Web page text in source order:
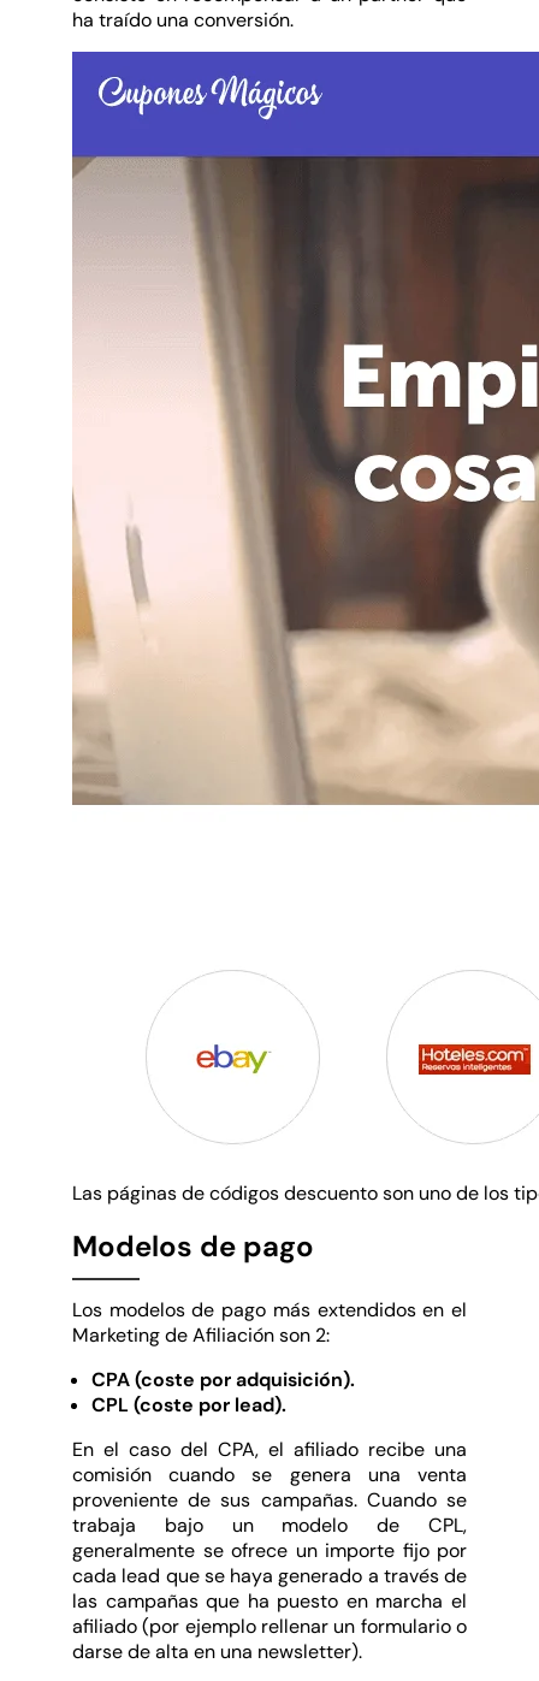
ha traído una conversión.
Las páginas de códigos descuento son uno de los
Modelos de pago
Los modelos de pago más extendidos en el
Marketing de Afiliación son 2:
CPA (coste por adquisición).
CPL (coste por lead).
En el caso del CPA, el afiliado recibe una
comisión cuando se genera una venta
proveniente de sus campañas. Cuando se
trabaja bajo un modelo de CPL,
generalmente se ofrece un importe fijo por
cada lead que se haya generado a través de
las campañas que ha puesto en marcha el
afiliado (por ejemplo rellenar un formulario o
darse de alta en una newsletter).